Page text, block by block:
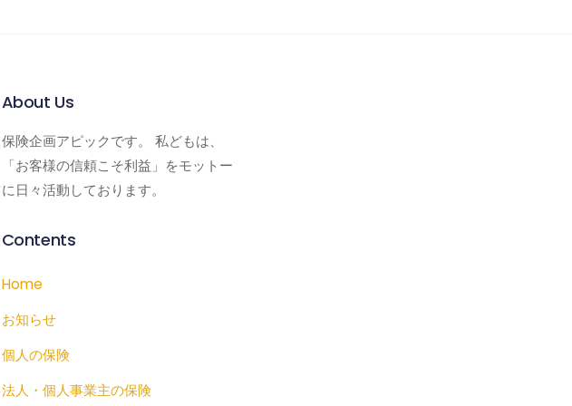
About Us
保険企画アピックです。 私どもは、
「お客様の信頼こそ利益」をモットー
に日々活動しております。
Contents
Home
お知らせ
個人の保険
法人・個人事業主の保険